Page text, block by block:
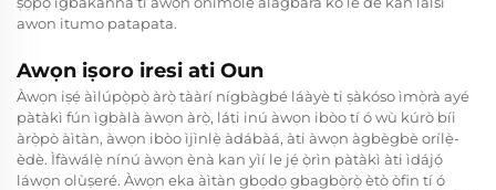
awon itumo patapata.
Awọn iṣoro iresi ati Oun
Àwọn iṣẹ́ àìlúpọ̀pọ̀ àrọ̀ tààrí nígbàgbé láàyè ti ṣàkóso ìmọ̀rà ayé
pàtàkì fún ìgbàlà àwọn àrọ̀, láti inú àwọn ibòo tí ó wù kúrò bíi
àrọ̀pò àìtàn, àwọn ibòo ìjìnlẹ̀ àdábàá, àti àwọn àgbègbè orílẹ̀-
èdè. Ìfàwálẹ̀ nínú àwọn ènà kan yìí le jẹ́ ọ̀rìn pàtàkì àti ìdájọ́
láwọn olùṣeré. Àwọn eka àìtàn gbọdọ gbagbọ̀rọ̀ ètò òfin tí ó